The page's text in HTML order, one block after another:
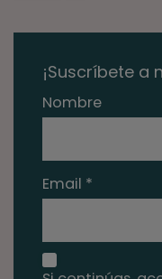
¡Suscríbete a
Nombre
Email *